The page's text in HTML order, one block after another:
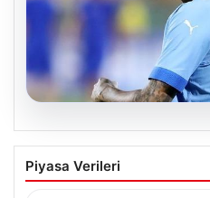
05.08.2026
Neymar’ın maç
yaşadığı anlar!
Piyasa Verileri